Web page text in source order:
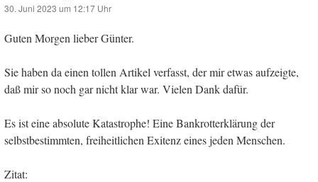
30. Juni 2023 um 12:17 Uhr
Guten Morgen lieber Günter.
Sie haben da einen tollen Artikel verfasst, der mir etwas aufzeigte,
daß mir so noch gar nicht klar war. Vielen Dank dafür.
Es ist eine absolute Katastrophe! Eine Bankrotterklärung der
selbstbestimmten, freiheitlichen Exitenz eines jeden Menschen.
Zitat: